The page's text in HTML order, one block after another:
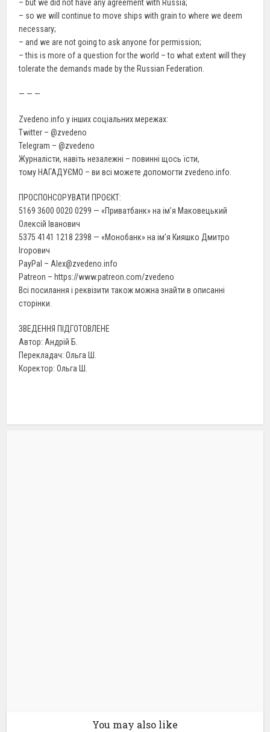
– but we did not have any agreement with Russia;
– so we will continue to move ships with grain to where we deem
necessary;
– and we are not going to ask anyone for permission;
– this is more of a question for the world – to what extent will they
tolerate the demands made by the Russian Federation.
— — —
Zvedeno.info у інших соціальних мережах:
Twitter – @zvedeno
Telegram – @zvedeno
Журналісти, навіть незалежні – повинні щось їсти,
тому НАГАДУЄМО – ви всі можете допомогти zvedeno.info.
ПРОСПОНСОРУВАТИ ПРОЄКТ:
5169 3600 0020 0299 — «Приватбанк» на ім’я Маковецький
Олексій Іванович
5375 4141 1218 2398 — «Монобанк» на ім’я Кияшко Дмитро
Ігорович
PayPal – Alex@zvedeno.info
Patreon – https://www.patreon.com/zvedeno
Всі посилання і реквізити також можна знайти в описанні
сторінки.
ЗВЕДЕННЯ ПІДГОТОВЛЕНЕ
Автор: Андрій Б.
Перекладач: Ольга Ш.
Коректор: Ольга Ш.
You may also like